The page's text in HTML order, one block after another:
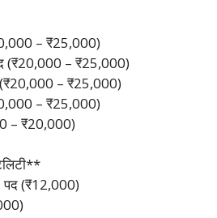
– ₹25,000)
(₹20,000 – ₹25,000)
– ₹25,000)
– ₹25,000)
– ₹20,000)
पद (₹12,000)